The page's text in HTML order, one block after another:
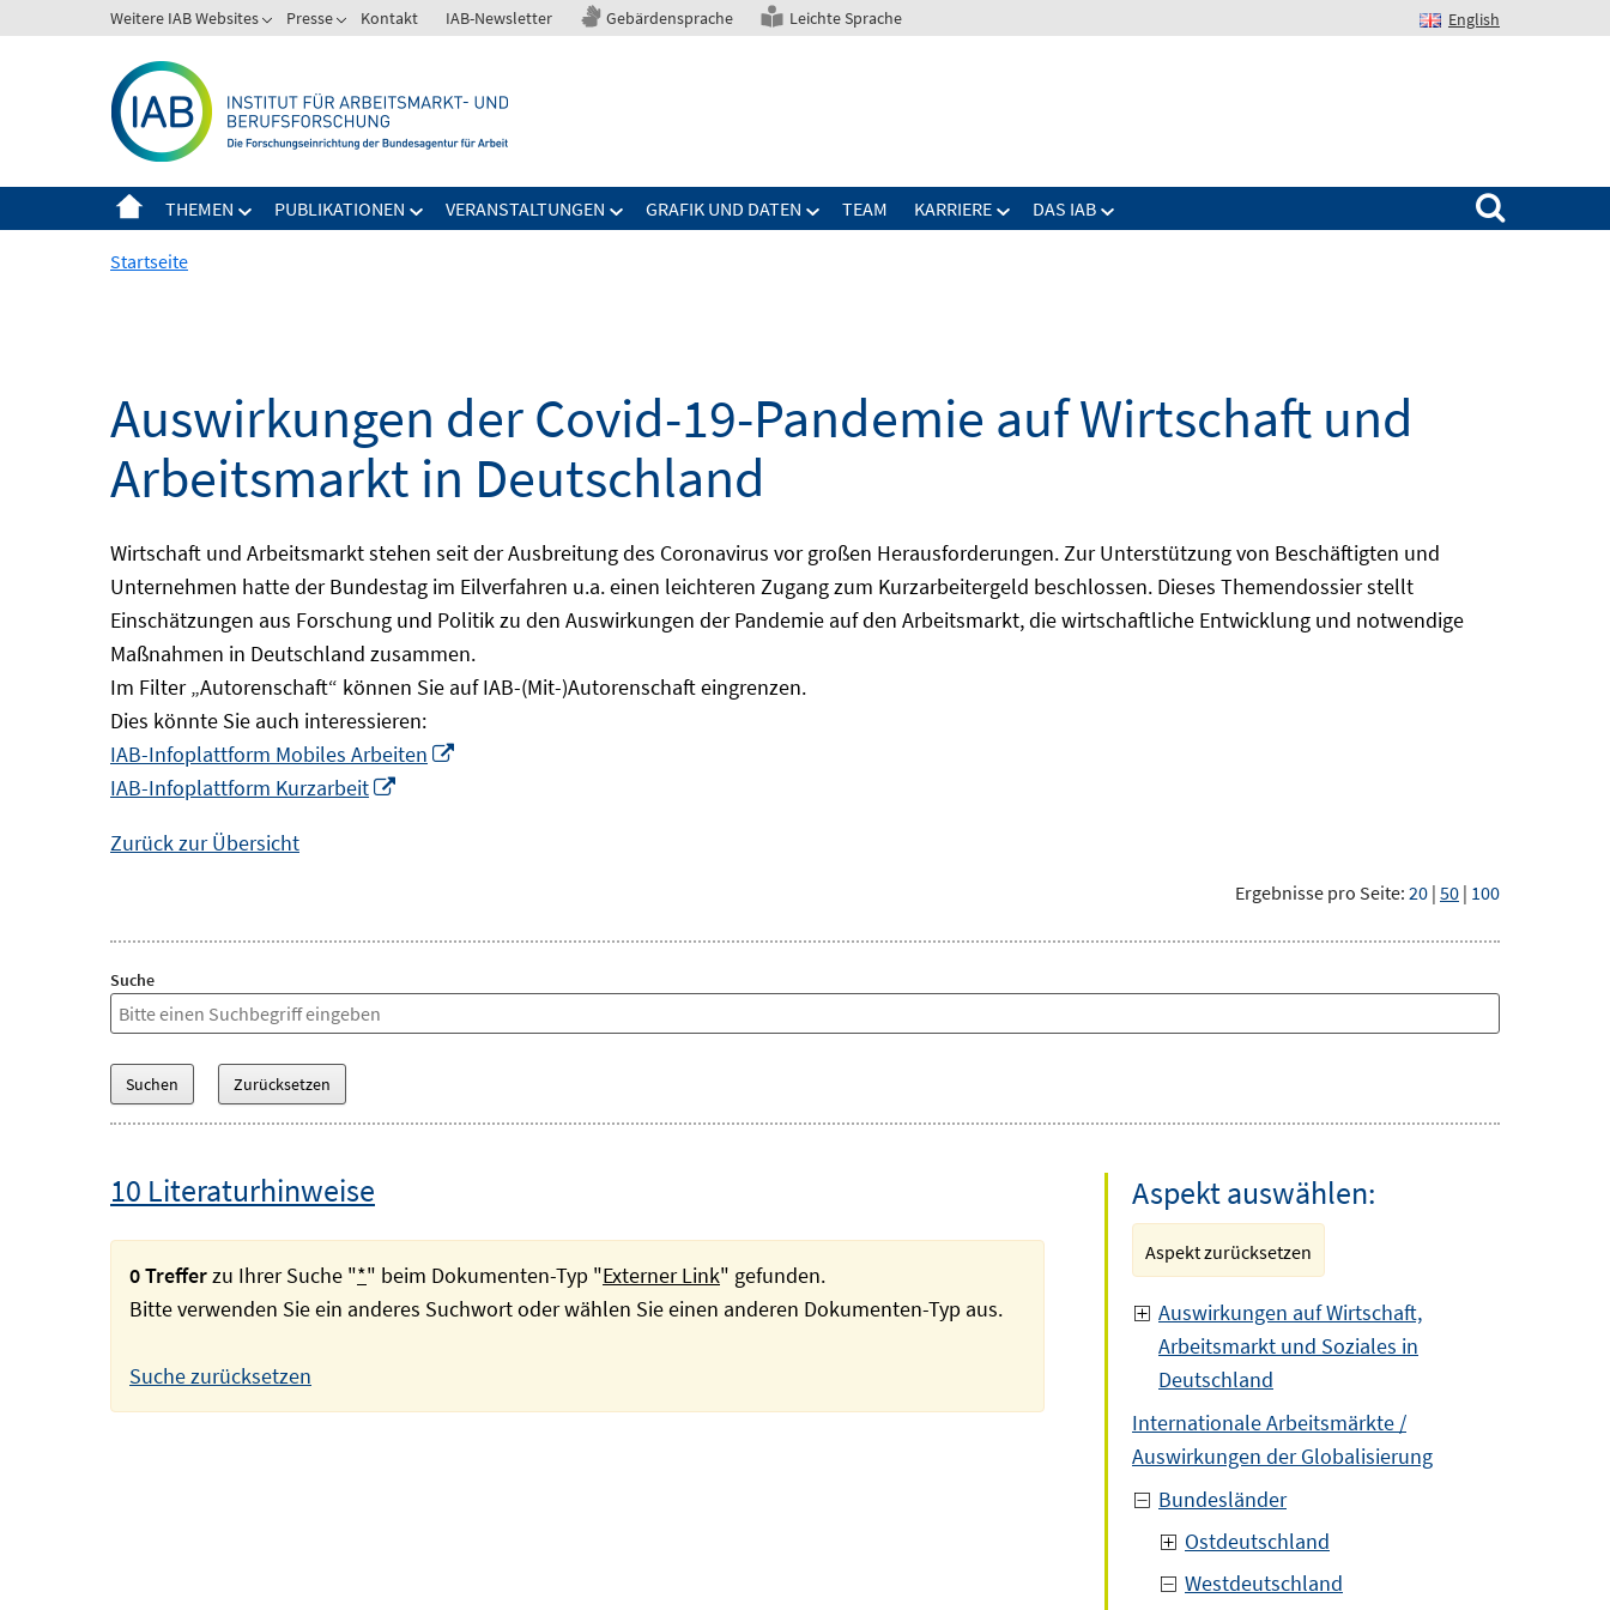
zum
Weitere IAB Websites Presse Kontakt IAB-Newsletter Gebärdensprache Leichte Sprache English
THEMEN PUBLIKATIONEN VERANSTALTUNGEN GRAFIK UND DATEN TEAM KARRIERE DAS IAB
Suchen nach:
Startseite
Auswirkungen der Covid-19-Pandemie auf Wirtschaft und
Arbeitsmarkt in Deutschland
Wirtschaft und Arbeitsmarkt stehen seit der Ausbreitung des Coronavirus vor großen Herausforderungen. Zur Unterstützung von Beschäftigten und
Unternehmen hatte der Bundestag im Eilverfahren u.a. einen leichteren Zugang zum Kurzarbeitergeld beschlossen. Dieses Themendossier stellt
Einschätzungen aus Forschung und Politik zu den Auswirkungen der Pandemie auf den Arbeitsmarkt, die wirtschaftliche Entwicklung und notwendige
Maßnahmen in Deutschland zusammen.
Im Filter „Autorenschaft“ können Sie auf IAB-(Mit-)Autorenschaft eingrenzen.
Dies könnte Sie auch interessieren:
IAB-Infoplattform Mobiles Arbeiten
IAB-Infoplattform Kurzarbeit
Zurück zur Übersicht
Ergebnisse pro Seite: 20 | 50 | 100
Suche
10 Literaturhinweise
0 Trefferzu Ihrer Suche "*" beim Dokumenten-Typ "Externer Link" gefunden.
Bitte verwenden Sie ein anderes Suchwort oder wählen Sie einen anderen Dokumenten-Typ aus.
Suche zurücksetzen
Aspekt auswählen:
Aspekt zurücksetzen
Auswirkungen auf Wirtschaft,
Arbeitsmarkt und Soziales in
Deutschland
Internationale Arbeitsmärkte /
Auswirkungen der Globalisierung
Bundesländer
Ostdeutschland
Westdeutschland